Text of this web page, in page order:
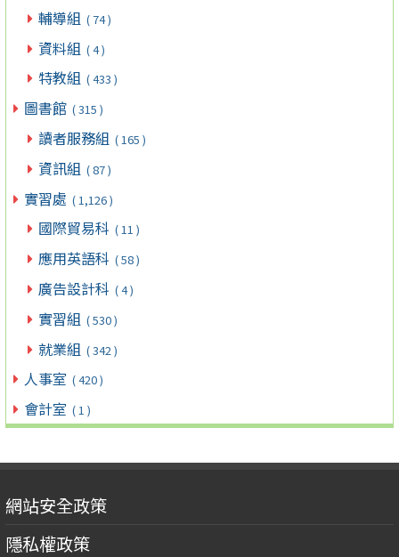
輔導組 ( 74 )
資料組 ( 4 )
特教組 ( 433 )
圖書館 ( 315 )
讀者服務組 ( 165 )
資訊組 ( 87 )
實習處 ( 1,126 )
國際貿易科 ( 11 )
應用英語科 ( 58 )
廣告設計科 ( 4 )
實習組 ( 530 )
就業組 ( 342 )
人事室 ( 420 )
會計室 ( 1 )
網站安全政策
隱私權政策